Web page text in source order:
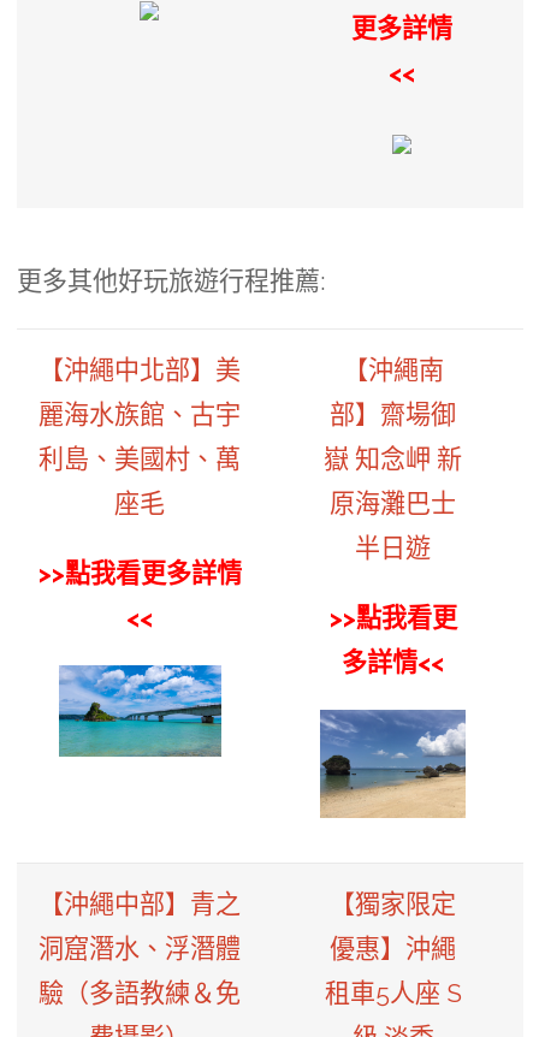
更多詳情
<<
更多其他好玩旅遊行程推薦:
【沖繩中北部】美
麗海水族館、古宇
利島、美國村、萬
座毛
>>點我看更多詳情
<<
【沖繩南
部】齋場御
嶽 知念岬 新
原海灘巴士
半日遊
>>點我看更
多詳情<<
【沖繩中部】青之
洞窟潛水、浮潛體
驗（多語教練＆免
【獨家限定
優惠】沖繩
租車5人座 S